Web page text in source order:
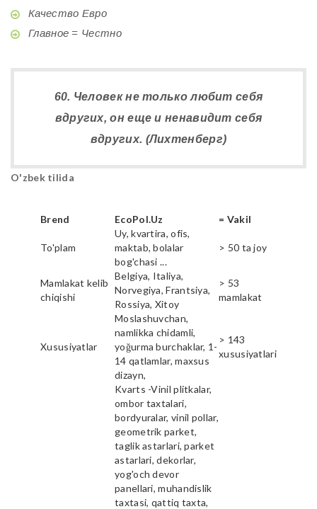
Качество Евро
Главное = Честно
60. Человек не только любит себя
вдругих, он еще и ненавидит себя
вдругих. (Лихтенберг)
O'zbek tilida
Brend EcoPol.Uz = Vakil
To'plam
Uy, kvartira, ofis,
maktab, bolalar
bog'chasi ...
> 50 ta joy
Mamlakat kelib
chiqishi
Belgiya, Italiya,
Norvegiya, Frantsiya,
Rossiya, Xitoy
> 53
mamlakat
Xususiyatlar
Moslashuvchan,
namlikka chidamli,
yoğurma burchaklar, 1-
14 qatlamlar, maxsus
dizayn,
> 143
xususiyatlari
Kvarts -Vinil plitkalar,
ombor taxtalari,
bordyuralar, vinil pollar,
geometrik parket,
taglik astarlari, parket
astarlari, dekorlar,
yog'och devor
panellari, muhandislik
taxtasi, qattiq taxta,